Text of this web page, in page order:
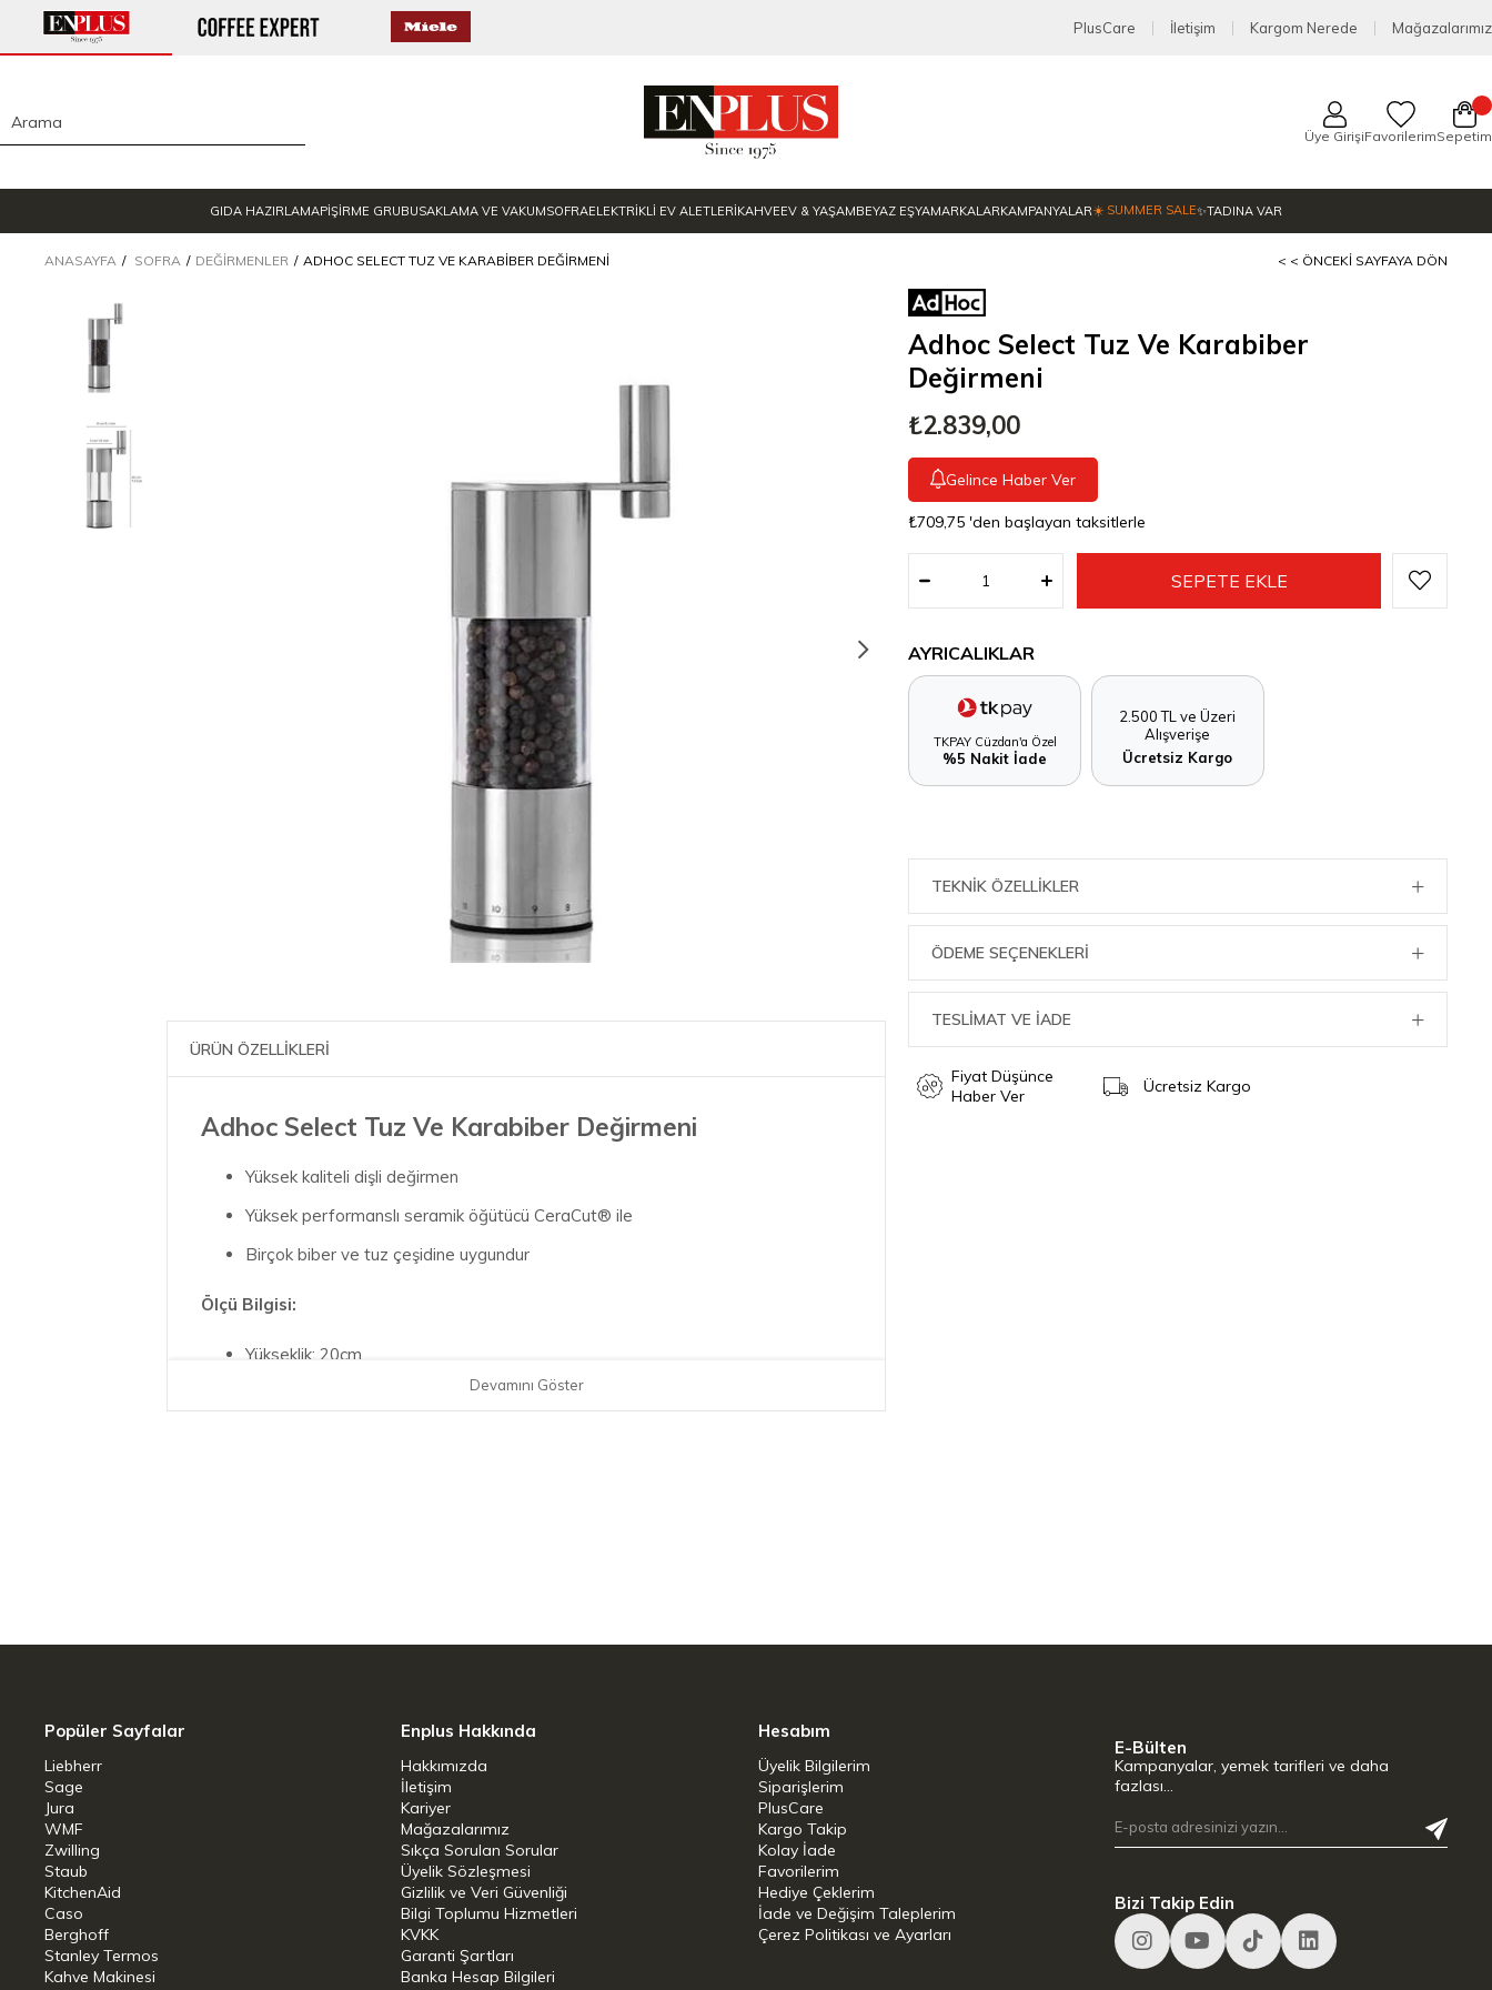
PlusCare İletişim Kargom Nerede Mağazalarımız
Üye GirişiFavorilerimSepetim
GIDA HAZIRLAMAPİŞİRME GRUBUSAKLAMA VE VAKUMSOFRAELEKTRİKLİ EV ALETLERİKAHVEEV & YAŞAMBEYAZ EŞYAMARKALARKAMPANYALAR☀️ SUMMER SALE✨TADINA VAR
ANASAYFA SOFRA DEĞIRMENLER ADHOC SELECT TUZ VE KARABIBER DEĞIRMENI < < ÖNCEKI SAYFAYA DÖN
ÜRÜN ÖZELLİKLERİ
Adhoc Select Tuz Ve Karabiber Değirmeni
Yüksek kaliteli dişli değirmen
Yüksek performanslı seramik öğütücü CeraCut® ile
Birçok biber ve tuz çeşidine uygundur
Ölçü Bilgisi:
Yükseklik: 20cm
Devamını Göster
Adhoc Select Tuz Ve Karabiber
Değirmeni
₺2.839,00
Gelince Haber Ver
₺709,75 'den başlayan taksitlerle
AYRICALIKLAR
TKPAY Cüzdan'a Özel
%5 Nakit İade
2.500 TL ve Üzeri
Alışverişe
Ücretsiz Kargo
TEKNIK ÖZELLIKLER
ÖDEME SEÇENEKLERI
TESLİMAT VE İADE
Fiyat Düşünce
Haber Ver
Ücretsiz Kargo
Popüler Sayfalar
Liebherr
Sage
Jura
WMF
Zwilling
Staub
KitchenAid
Caso
Berghoff
Stanley Termos
Kahve Makinesi
Enplus Hakkında
Hakkımızda
İletişim
Kariyer
Mağazalarımız
Sıkça Sorulan Sorular
Üyelik Sözleşmesi
Gizlilik ve Veri Güvenliği
Bilgi Toplumu Hizmetleri
KVKK
Garanti Şartları
Banka Hesap Bilgileri
Hesabım
Üyelik Bilgilerim
Siparişlerim
PlusCare
Kargo Takip
Kolay İade
Favorilerim
Hediye Çeklerim
İade ve Değişim Taleplerim
Çerez Politikası ve Ayarları
E-Bülten
Kampanyalar, yemek tarifleri ve daha
fazlası…
Bizi Takip Edin